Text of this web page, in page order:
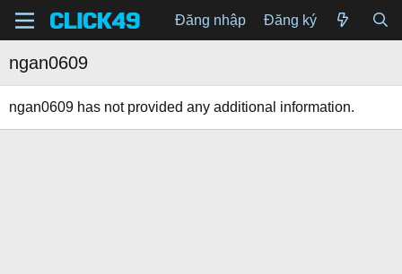
Đăng nhập Đăng ký
ngan0609
ngan0609 has not provided any additional information.